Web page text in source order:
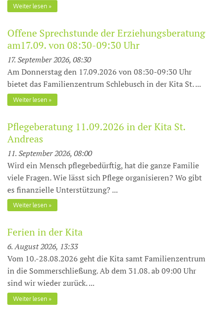
Weiter lesen
Offene Sprechstunde der Erziehungsberatung
am17.09. von 08:30-09:30 Uhr
17. September 2026, 08:30
Am Donnerstag den 17.09.2026 von 08:30-09:30 Uhr
bietet das Familienzentrum Schlebusch in der Kita St. ...
Weiter lesen
Pflegeberatung 11.09.2026 in der Kita St.
Andreas
11. September 2026, 08:00
Wird ein Mensch pflegebedürftig, hat die ganze Familie
viele Fragen. Wie lässt sich Pflege organisieren? Wo gibt
es finanzielle Unterstüt­zung? ...
Weiter lesen
Ferien in der Kita
6. August 2026, 13:33
Vom 10.-28.08.2026 geht die Kita samt Familienzentrum
in die Sommerschließung. Ab dem 31.08. ab 09:00 Uhr
sind wir wieder zurück. ...
Weiter lesen